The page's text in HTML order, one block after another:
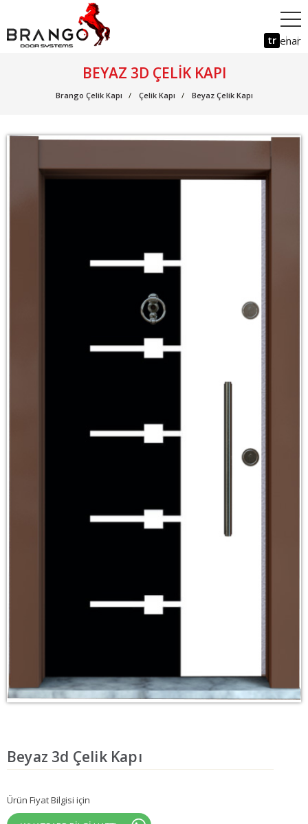
tr enar
BEYAZ 3D ÇELIK KAPI
Brango Çelik Kapı Çelik Kapı Beyaz Çelik Kapı
Beyaz 3d Çelik Kapı
Ürün Fiyat Bilgisi için